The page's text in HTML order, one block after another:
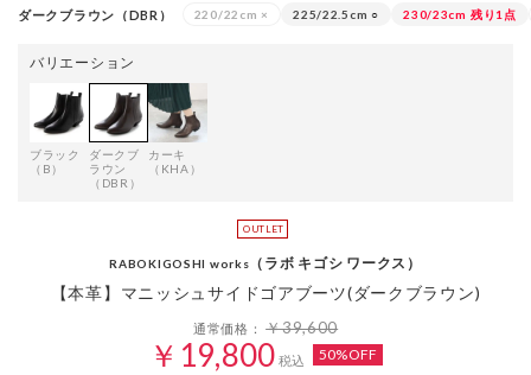
ダークブラウン（DBR） 220/22cm × 225/22.5cm ○ 230/23cm 残り1点
バリエーション
ブラック
（B）
ダークブ
ラウン
（DBR）
カーキ
（KHA）
RABOKIGOSHI works （ラボ キゴシ ワークス）
【本革】マニッシュサイドゴアブーツ(ダークブラウン)
通常価格：￥39,600
￥19,800 税込 50%OFF